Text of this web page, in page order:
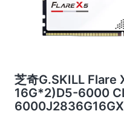
芝奇G.SKILL Flare
16G*2)D5-6000